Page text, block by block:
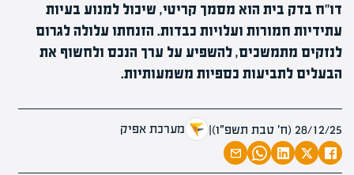
דו"ח בדק בית הוא מסמך קריטי, שיכול למנוע בעיות
עתידיות חמורות ועלויות כבדות. הזנחתו עלולה לגרום
לנזקים מתמשכים, להשפיע על ערך הנכס ולחשוף את
הבעלים לתביעות כספיות משמעותיות.
28/12/25 (ח׳ טבת תשפ״ו) | מערכת אפיק